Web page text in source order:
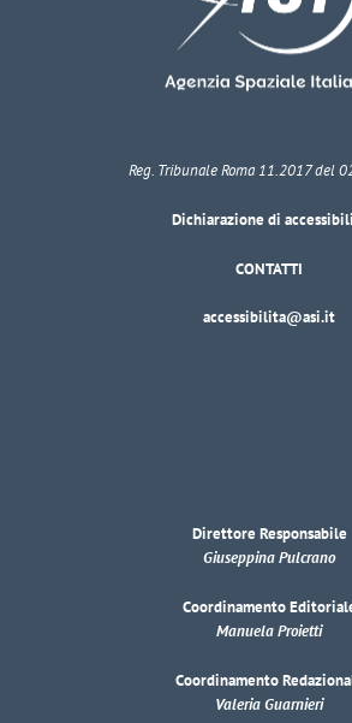
Reg. Tribunale Roma 11.2017 del
Dichiarazione di
CONTATTI
accessibilita@asi.it
Direttore Responsabile
Giuseppina Pulcrano
Coordinamento
Manuela Proietti
Coordinamento
Valeria Guarnieri